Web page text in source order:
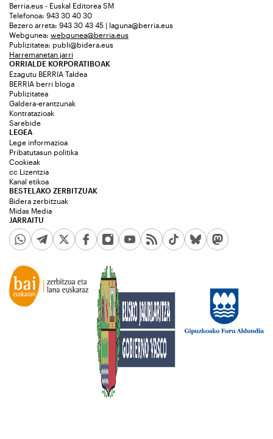
Berria.eus - Euskal Editorea SM
Telefonoa: 943 30 40 30
Bezero arreta: 943 30 43 45 | laguna@berria.eus
Webgunea: webgunea@berria.eus
Publizitatea: publi@bidera.eus
Harremanetan jarri
ORRIALDE KORPORATIBOAK
Ezagutu BERRIA Taldea
BERRIA berri bloga
Publizitatea
Galdera-erantzunak
Kontratazioak
Sarebide
JARRAITU
LEGEA
Lege informazioa
Pribatutasun politika
Cookieak
cc Lizentzia
Kanal etikoa
BESTELAKO ZERBITZUAK
Bidera zerbitzuak
Midas Media